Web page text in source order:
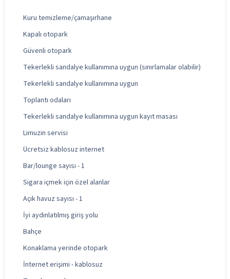
Kuru temizleme/çamaşırhane
Kapalı otopark
Güvenli otopark
Tekerlekli sandalye kullanımına uygun (sınırlamalar olabilir)
Tekerlekli sandalye kullanımına uygun
Toplantı odaları
Tekerlekli sandalye kullanımına uygun kayıt masası
Limuzin servisi
Ücretsiz kablosuz internet
Bar/lounge sayısı - 1
Sigara içmek için özel alanlar
Açık havuz sayısı - 1
İyi aydınlatılmış giriş yolu
Bahçe
Konaklama yerinde otopark
İnternet erişimi - kablosuz